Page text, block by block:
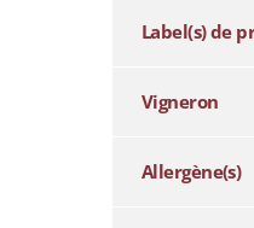
Label(s) de
Vigneron
Allergène(s)